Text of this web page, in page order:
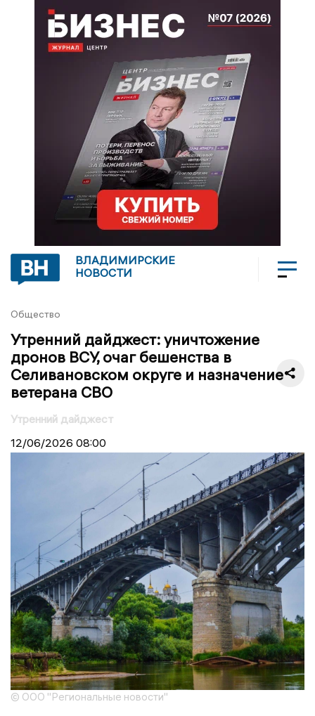
ВЛАДИМИРСКИЕ
НОВОСТИ
Общество
Утренний дайджест: уничтожение
дронов ВСУ, очаг бешенства в
Селивановском округе и назначение
ветерана СВО
Утренний дайджест
12/06/2026 08:00
© ООО "Региональные новости"